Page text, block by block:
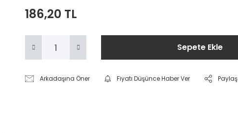
186,20 TL
Sepete Ekle
Arkadaşına Öner Fiyatı Düşünce Haber Ver Paylaş